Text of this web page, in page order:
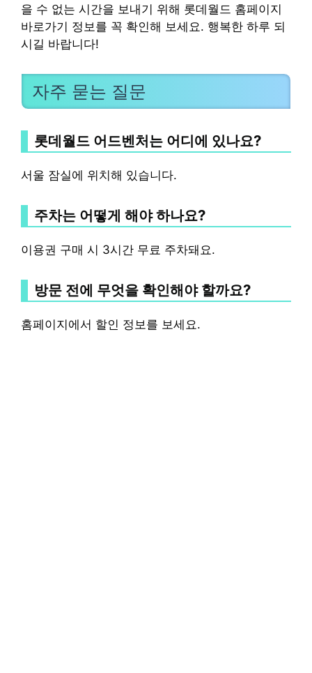
을 수 없는 시간을 보내기 위해 롯데월드 홈페이지
바로가기 정보를 꼭 확인해 보세요. 행복한 하루 되
시길 바랍니다!
자주 묻는 질문
롯데월드 어드벤처는 어디에 있나요?
서울 잠실에 위치해 있습니다.
주차는 어떻게 해야 하나요?
이용권 구매 시 3시간 무료 주차돼요.
방문 전에 무엇을 확인해야 할까요?
홈페이지에서 할인 정보를 보세요.